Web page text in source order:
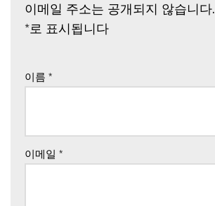
이메일 주소는 공개되지 않습니다.
*로 표시됩니다
이름 *
이메일 *